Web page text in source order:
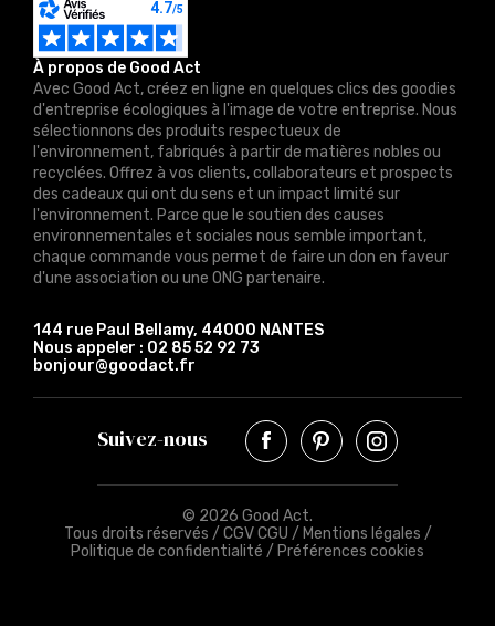
À propos de Good Act
Avec Good Act, créez en ligne en quelques clics des goodies
d'entreprise écologiques à l'image de votre entreprise. Nous
sélectionnons des produits respectueux de
l'environnement, fabriqués à partir de matières nobles ou
recyclées. Offrez à vos clients, collaborateurs et prospects
des cadeaux qui ont du sens et un impact limité sur
l'environnement. Parce que le soutien des causes
environnementales et sociales nous semble important,
chaque commande vous permet de faire un don en faveur
d'une association ou une ONG partenaire.
144 rue Paul Bellamy, 44000 NANTES
Nous appeler : 02 85 52 92 73
bonjour@goodact.fr
Suivez-nous
© 2026 Good Act.
Tous droits réservés / CGV CGU / Mentions légales /
Politique de confidentialité / Préférences cookies